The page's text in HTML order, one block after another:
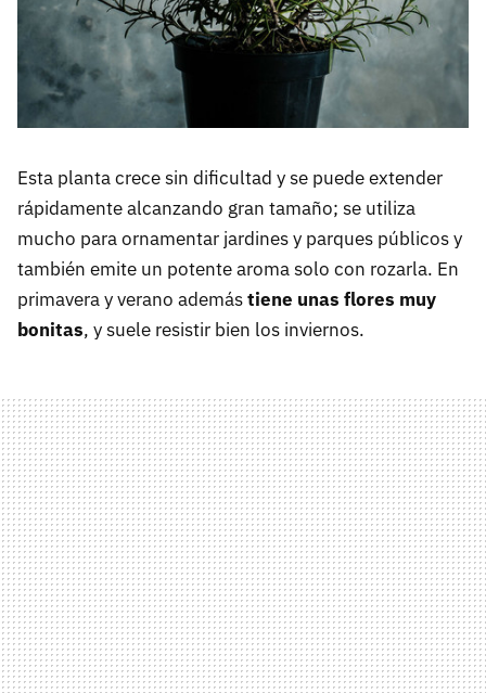
Esta planta crece sin dificultad y se puede extender
rápidamente alcanzando gran tamaño; se utiliza
mucho para ornamentar jardines y parques públicos y
también emite un potente aroma solo con rozarla. En
primavera y verano ademástiene unas flores muy
bonitas, y suele resistir bien los inviernos.